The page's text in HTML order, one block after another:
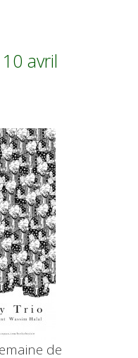
avril
de